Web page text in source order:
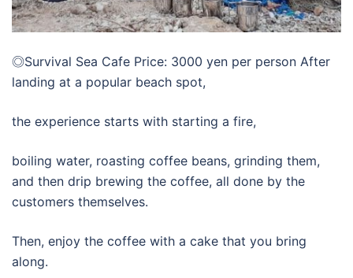
◎Survival Sea Cafe Price: 3000 yen per person After
landing at a popular beach spot,
the experience starts with starting a fire,
boiling water, roasting coffee beans, grinding them,
and then drip brewing the coffee, all done by the
customers themselves.
Then, enjoy the coffee with a cake that you bring
along.